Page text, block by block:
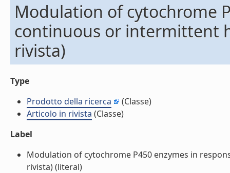
Modulation of cytochrome
continuous or intermittent
rivista)
Type
Prodotto della ricerca
(Classe)
Articolo in rivista (Classe)
Label
Modulation of cytochrome P450 enzymes in
rivista) (literal)